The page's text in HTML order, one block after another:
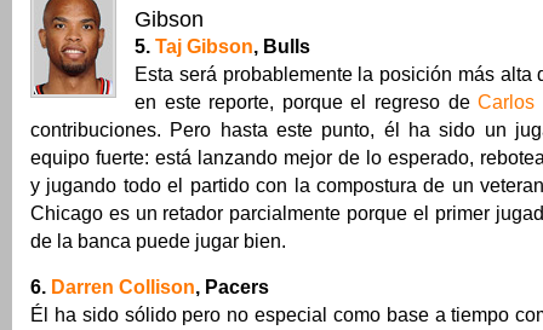
Gibson
5. Taj Gibson, Bulls
Esta será probablemente la posición más alta
en este reporte, porque el regreso deCarlos
contribuciones. Pero hasta este punto, él ha sido un
equipo fuerte: está lanzando mejor de lo esperado,
y jugando todo el partido con la compostura de un
Chicago es un retador parcialmente porque el primer
de la banca puede jugar bien.
6. Darren Collison, Pacers
Él ha sido sólido pero no especial como base a tiempo